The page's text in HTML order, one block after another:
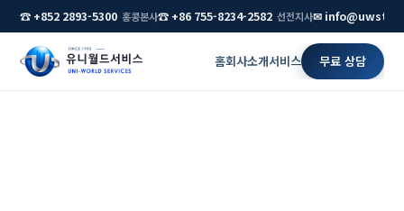
☎ +852 2893-5300 홍콩본사☎ +86 755-8234-2582 선전지사✉
홈회사소개서비스 무료 상담